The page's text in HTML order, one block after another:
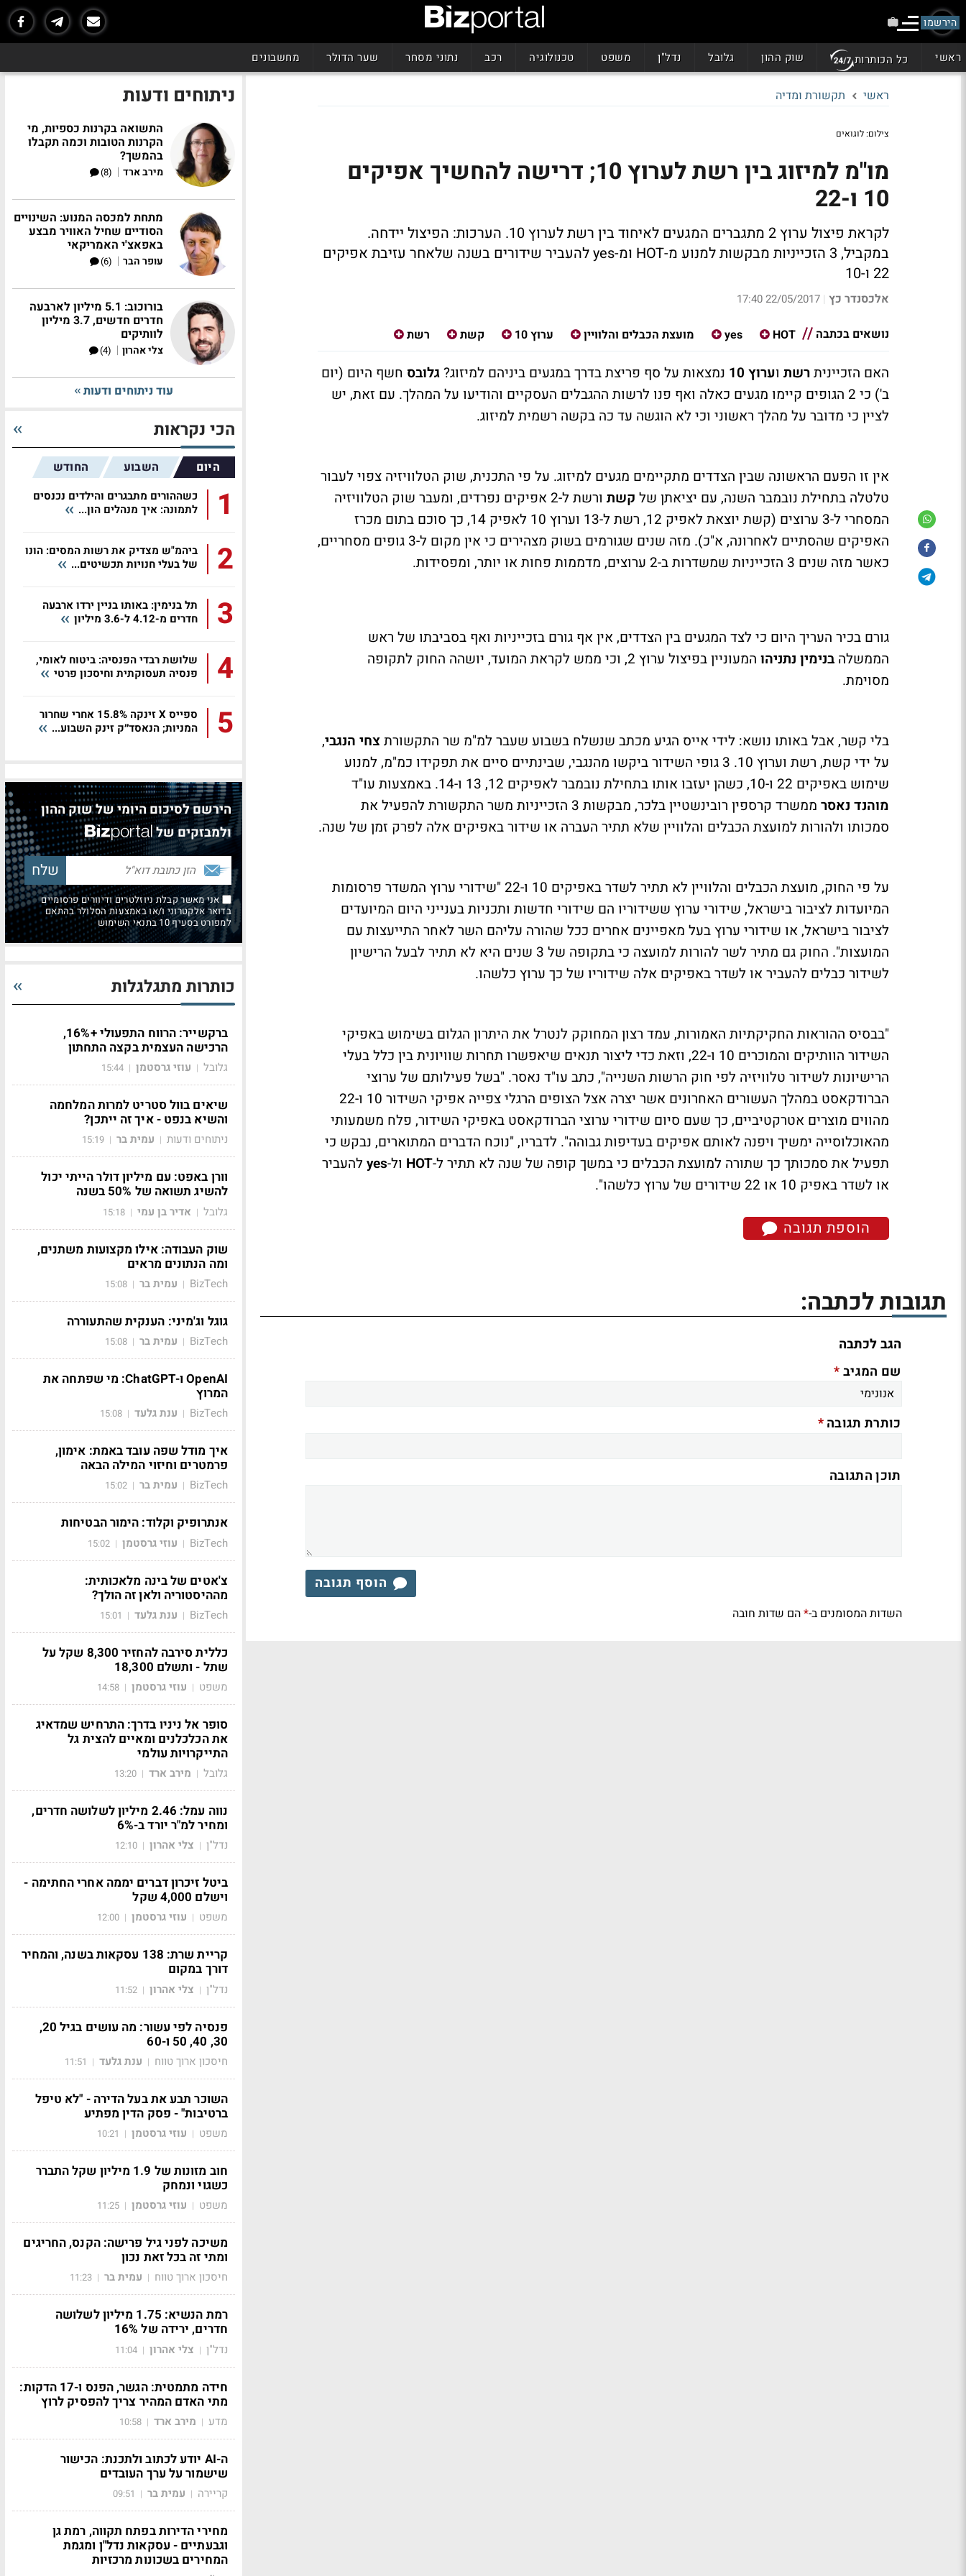
הירשמו
ראשי כל הכותרות שוק ההון גלובל נדל"ן משפט טכנולוגיה רכב נתוני מסחר שער הדולר מחשבונים
ראשי תקשורת ומדיה
צילום: לוגואים
מו"מ למיזוג בין רשת לערוץ 10; דרישה להחשיך אפיקים
10 ו-22
לקראת פיצול ערוץ 2 מתגברים המגעים לאיחוד בין רשת לערוץ 10. הערכות: הפיצול יידחה.
במקביל, 3 הזכייניות מבקשות למנוע מ-HOT ומ-yes להעביר שידורים בשנה שלאחר עזיבת אפיקים
22 ו-10
אלכסנדר כץ |
22/05/2017 17:40
נושאים בכתבה HOT
yes מועצת הכבלים והלוויין ערוץ 10 קשת רשת
האם הזכייניתרשת וערוץ 10 נמצאות על סף פריצת בדרך במגעים ביניהם למיזוג?גלובס חשף היום (יום
ב') כי 2 הגופים קיימו מגעים כאלה ואף פנו לרשות ההגבלים העסקיים והודיעו על המהלך. עם זאת, יש
לציין כי מדובר על מהלך ראשוני וכי לא הוגשה עד כה בקשה רשמית למיזוג.
אין זו הפעם הראשונה שבין הצדדים מתקיימים מגעים למיזוג. על פי התכנית, שוק הטלוויזיה צפוי לעבור
טלטלה בתחילת נובמבר השנה, עם יציאתן של קשת
ורשת ל-2 אפיקים נפרדים, ומעבר שוק הטלוויזיה
המסחרי ל-3 ערוצים (קשת יוצאת לאפיק 12, רשת ל-13 וערוץ 10 לאפיק 14, כך סוכם בתום מכרז
האפיקים שהסתיים לאחרונה, א"כ). מזה שנים שגורמים בשוק מצהירים כי אין מקום ל-3 גופים מסחריים,
כאשר מזה שנים 3 הזכייניות שמשדרות ב-2 ערוצים, מדממות פחות או יותר, ומפסידות.
גורם בכיר העריך היום כי לצד המגעים בין הצדדים, אין אף גורם בזכייניות ואף בסביבתו של ראש
הממשלה בנימין נתניהו
המעוניין בפיצול ערוץ 2, וכי ממש לקראת המועד, יושהה החוק לתקופה
מסוימת.
בלי קשר, אבל באותו נושא: לידי אייס הגיע מכתב שנשלח בשבוע שעבר למ"מ שר התקשורתצחי הנגבי,
על ידי קשת, רשת וערוץ 10. 3 גופי השידור ביקשו מהנגבי, שבינתיים סיים את תפקידו כמ"מ, למנוע
שימוש באפיקים 22 ו-10, כשהן יעזבו אותו בתחילת נובמבר לאפיקים 12, 13 ו-14. באמצעות עו"ד
מוהנד נאסר
ממשרד קרספין רובינשטיין בלכר, מבקשות 3 הזכייניות משר התקשורת להפעיל את
סמכותו ולהורות למועצת הכבלים והלוויין שלא תתיר העברה או שידור באפיקים אלה לפרק זמן של שנה.
על פי החוק, מועצת הכבלים והלוויין לא תתיר לשדר באפיקים 10 ו-22 "שידורי ערוץ המשדר פרסומות
המיועדות לציבור בישראל, שידורי ערוץ ששידוריו הם שידורי חדשות ותכניות בענייני היום המיועדים
לציבור בישראל, או שידורי ערוץ בעל מאפיינים אחרים ככל שהורה עליהם השר לאחר התייעצות עם
המועצות". החוק גם מתיר לשר להורות למועצה כי בתקופה של 3 שנים היא לא תתיר לבעל הרישיון
לשידור כבלים להעביר או לשדר באפיקים אלה שידוריו של כך ערוץ כלשהו.
"בבסיס ההוראות החקיקתיות האמורות, עמד רצון המחוקק לנטרל את היתרון הגלום בשימוש באפיקי
השידור הוותיקים והמוכרים 10 ו-22, וזאת כדי ליצור תנאים שיאפשרו תחרות שוויונית בין כלל בעלי
הרישיונות לשידור טלוויזיה לפי חוק הרשות השנייה", כתב עו"ד נאסר. "בשל פעילותם של ערוצי
הברודקאסט במהלך העשורים האחרונים אשר יצרה אצל הצופים הרגלי צפייה אפיקי השידור 10 ו-22
מהווים מוצרים אטרקטיביים, כך שעם סיום שידורי ערוצי הברודקאסט באפיקי השידור, פלח משמעותי
מהאוכלוסייה ימשיך ויפנה לאותם אפיקים בעדיפות גבוהה". לדבריו, "נוכח הדברים המתוארים, נבקש כי
תפעיל את סמכותך כך שתורה למועצת הכבלים כי במשך קופה של שנה לא תתיר ל-HOT ול-yes להעביר
או לשדר באפיק 10 או 22 שידורים של ערוץ כלשהו".
הוספת תגובה
תגובות לכתבה:
הגב לכתבה
שם המגיב*
כותרת תגובה*
תוכן התגובה
הוסף תגובה
השדות המסומנים ב-*הם שדות חובה
ניתוחים ודעות
התשואה בקרנות כספיות, מי
הקרנות הטובות וכמה תקבלו
בהמשך?
מירב ארד |
(8)
מתחת למכסה המנוע: השינויים
הסודיים שחיל האוויר מבצע
באפאצ'י האמריקאי
עופר הבר |
(6)
בורוכוב: 5.1 מיליון לארבעה
חדרים חדשים, 3.7 מיליון
לוותיקים
צלי אהרון |
(4)
עוד ניתוחים ודעות
הכי נקראות
היום השבוע החודש
1
כשההורים מתבגרים והילדים נכנסים
לתמונה: איך מנהלים הון...
2
ביהמ"ש מצדיק את רשות המסים: הונו
של בעלי חנויות תכשיטים...
3
תל בנימין: באותו בניין ירדו ארבעה
חדרים מ-4.12 ל-3.6 מיליון
4
שלושת רבדי הפנסיה: ביטוח לאומי,
פנסיה תעסוקתית וחיסכון פרטי
5
ספייס X זינקה 15.8% אחרי שחרור
המניות; הנאסד״ק זינק השבוע...
הירשם לסיכום היומי של שוק ההון
ולמבזקים של
אני מאשר קבלת ניוזלטרים ודיוורים פרסומיים
בדואר אלקטרוני ו/או באמצעות הסלולר בהתאם
למפורט בסעיף 10 בתנאי השימוש
כותרות מתגלגלות
ברקשייר: הרווח התפעולי +16%,
הרכישה העצמית בקצה התחתון
גלובל | עוזי גרסטמן |
15:44
שיאים בוול סטריט למרות המלחמה
והשיא בנפט - איך זה ייתכן?
ניתוחים ודעות | עמית בר |
15:19
וורן באפט: עם מיליון דולר הייתי יכול
להשיג תשואה של 50% בשנה
גלובל | אדיר בן עמי |
15:18
שוק העבודה: אילו מקצועות משתנים,
ומה הנתונים מראים
BizTech
| עמית בר |
15:08
גוגל וג'מיני: הענקית שהתעוררה
BizTech
| עמית בר |
15:08
OpenAI ו-ChatGPT: מי שפתחה את
המרוץ
BizTech
| ענת גלעד |
15:08
איך מודל שפה עובד באמת: אימון,
פרמטרים וחיזוי המילה הבאה
BizTech
| עמית בר |
15:02
אנתרופיק וקלוד: הימור הבטיחות
BizTech
| עוזי גרסטמן |
15:02
צ'אטים של בינה מלאכותית:
מההיסטוריה ולאן זה הולך?
BizTech
| ענת גלעד |
15:01
כללית סירבה להחזיר 8,300 שקל על
שתל - ותשלם 18,300
משפט | עוזי גרסטמן |
14:58
סופר אל ניניו בדרך: התרחיש שמדאיג
את הכלכלנים ומאיים להצית גל
התייקרויות עולמי
גלובל | מירב ארד |
13:20
נווה עמל: 2.46 מיליון לשלושה חדרים,
ומחיר למ"ר יורד ב-6%
נדל"ן | צלי אהרון |
12:10
ביטל זיכרון דברים יממה אחרי החתימה -
וישלם 4,000 שקל
משפט | עוזי גרסטמן |
12:00
קריית שרת: 138 עסקאות בשנה, והמחיר
דורך במקום
נדל"ן | צלי אהרון |
11:52
פנסיה לפי עשור: מה עושים בגיל 20,
30, 40, 50 ו-60
חיסכון ארוך טווח | ענת גלעד |
11:51
השוכר תבע את בעל הדירה - "לא טיפל
ברטיבות" - פסק הדין מפתיע
משפט | עוזי גרסטמן |
10:21
חוב מזונות של 1.9 מיליון שקל התברר
כשגוי ונמחק
משפט | עוזי גרסטמן |
11:25
משיכה לפני גיל פרישה: הקנס, החריגים
ומתי זה בכל זאת נכון
חיסכון ארוך טווח | עמית בר |
11:23
רמת הנשיא: 1.75 מיליון לשלושה
חדרים, ירידה של 16%
נדל"ן | צלי אהרון |
11:04
חידה מתמטית: הגשר, הפנס ו-17 הדקות:
מתי האדם המהיר צריך להפסיק לרוץ
מדע | מירב ארד |
10:58
ה-AI יודע לכתוב ולתכנת: הכישור
שישמור על ערך העובדים
קריירה | עמית בר |
09:51
מחירי הדירות בפתח תקווה, רמת גן
וגבעתיים - עסקאות נדל"ן ומגמת
המחירים בשכונות מרכזיות